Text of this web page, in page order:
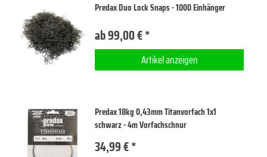
Predax Duo Lock Snaps - 1000 Einhänger
ab 99,00 € *
Artikel anzeigen
Predax 18kg 0,43mm Titanvorfach 1x1
schwarz - 4m Vorfachschnur
34,99 € *